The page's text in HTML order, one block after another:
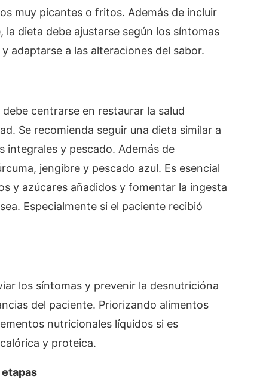
muy picantes o fritos. Además de incluir
dieta debe ajustarse según los síntomas
adaptarse a las alteraciones del sabor.
centrarse en restaurar la salud
Se recomienda seguir una dieta similar a
integrales y pescado. Además de
jengibre y pescado azul. Es esencial
y azúcares añadidos y fomentar la ingesta
Especialmente si el paciente recibió
los síntomas y prevenir la desnutricióna
del paciente. Priorizando alimentos
nutricionales líquidos si es
y proteica.